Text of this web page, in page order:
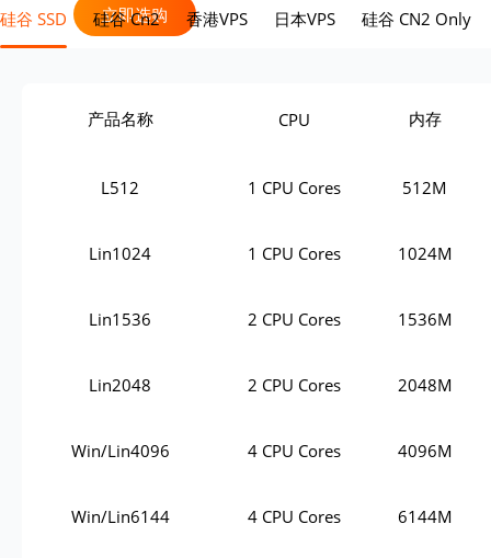
立即选购
硅谷 SSD 硅谷 Cn2 香港VPS 日本VPS 硅谷 CN2 Only
产品名称 CPU 内存
L512 1 CPU Cores 512M
Lin1024 1 CPU Cores 1024M
Lin1536 2 CPU Cores 1536M
Lin2048 2 CPU Cores 2048M
Win/Lin4096 4 CPU Cores 4096M
Win/Lin6144 4 CPU Cores 6144M